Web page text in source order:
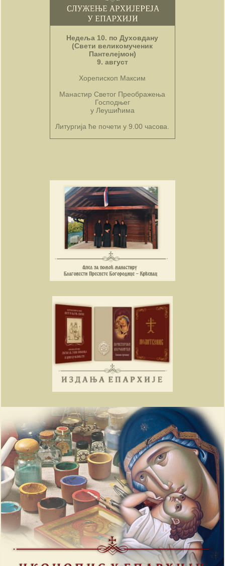
Недеља 10. по Духовдану
(Свети великомученик
Пантелејмон)
9. август
Хорепископ Максим
Манастир Светог Преображења
Господњег
у Леушићима
Литургија ће почети у 9.00 часова.